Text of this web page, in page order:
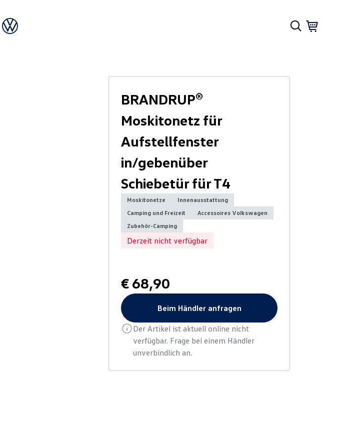
BRANDRUP®
Moskitonetz für
Aufstellfenster
in/gebenüber
Schiebetür für T4
Moskitonetze
Innenausstattung
Camping und Freizeit
Accessoires Volkswagen
Zubehör-Camping
Derzeit nicht verfügbar
€ 68,90
Beim Händler anfragen
Der Artikel ist aktuell online nicht
verfügbar. Frage bei einem Händler
unverbindlich an.